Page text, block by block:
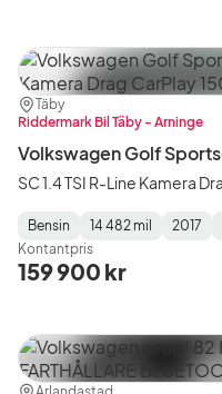
Plats:
Täby
Återförsäljare:
Riddermark Bil Täby - Arninge
Volkswagen Golf
SC 1.4 TSI R-Line Kamera
Fuel
Type:
Bensin
Mätarställning:
14 482 mil
Model
Year:
2017
Gearbox
Type:
Kontantpris
159 900 kr